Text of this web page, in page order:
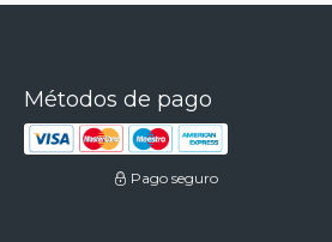
Métodos de pago
Pago seguro